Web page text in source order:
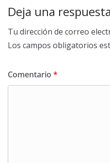
Deja una respuesta
Tu dirección de correo
Los campos obligatorios
Comentario *